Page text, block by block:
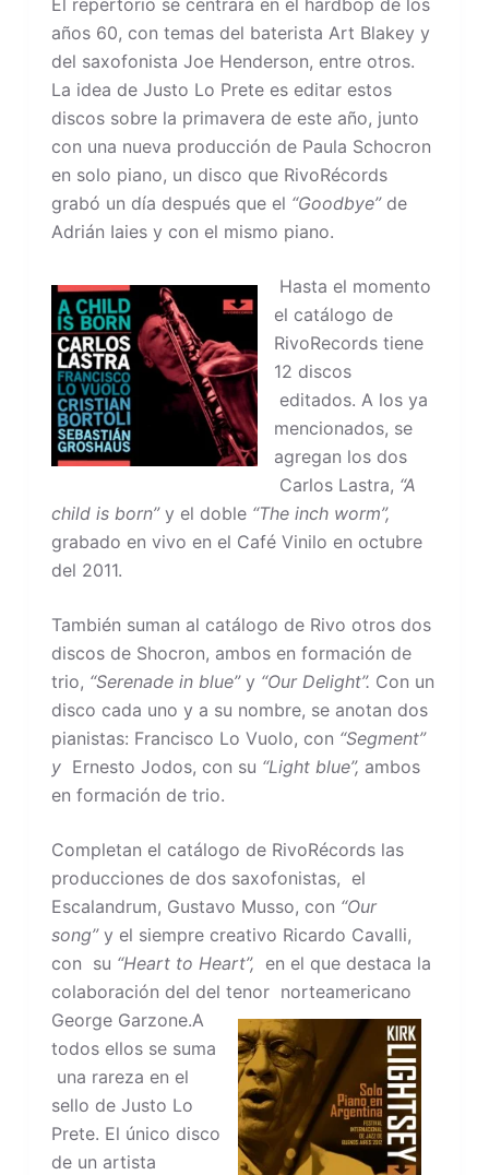
El repertorio se centrará en el hardbop de los
años 60, con temas del baterista Art Blakey y
del saxofonista Joe Henderson, entre otros.
La idea de Justo Lo Prete es editar estos
discos sobre la primavera de este año, junto
con una nueva producción de Paula Schocron
en solo piano, un disco que RivoRécords
grabó un día después que el “Goodbye” de
Adrián Iaies y con el mismo piano.
Hasta el momento
el catálogo de
RivoRecords tiene
12 discos
editados. A los ya
mencionados, se
agregan los dos
Carlos Lastra, “A
child is born”y el doble “The inch worm”,
grabado en vivo en el Café Vinilo en octubre
del 2011.
También suman al catálogo de Rivo otros dos
discos de Shocron, ambos en formación de
trio, “Serenade in blue”y “Our Delight”. Con un
disco cada uno y a su nombre, se anotan dos
pianistas: Francisco Lo Vuolo, con “Segment”
y Ernesto Jodos, con su “Light blue”, ambos
en formación de trio.
Completan el catálogo de RivoRécords las
producciones de dos saxofonistas, el
Escalandrum, Gustavo Musso, con “Our
song” y el siempre creativo Ricardo Cavalli,
con su “Heart to Heart”, en el que destaca la
colaboración del del tenor norteamericano
George Garzone.A
todos ellos se suma
una rareza en el
sello de Justo Lo
Prete. El único disco
de un artista